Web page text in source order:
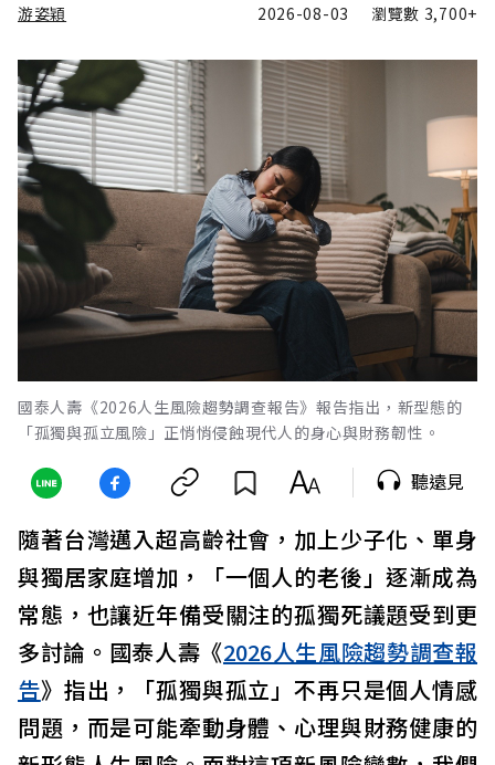
游姿穎 2026-08-03 瀏覽數 3,700+
國泰人壽《2026人生風險趨勢調查報告》報告指出，新型態的
「孤獨與孤立風險」正悄悄侵蝕現代人的身心與財務韌性。
聽遠見
隨著台灣邁入超高齡社會，加上少子化、單身
與獨居家庭增加，「一個人的老後」逐漸成為
常態，也讓近年備受關注的孤獨死議題受到更
多討論。國泰人壽《2026人生風險趨勢調查報
告》指出，「孤獨與孤立」不再只是個人情感
問題，而是可能牽動身體、心理與財務健康的